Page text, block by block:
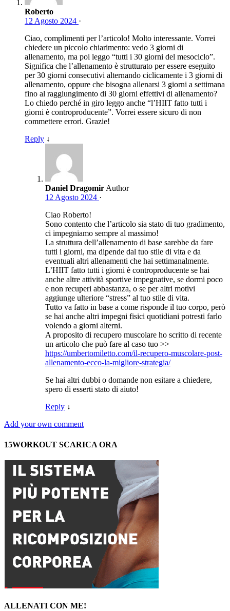
Roberto
12 Agosto 2024 ·
Ciao, complimenti per l’articolo! Molto interessante. Vorrei
chiedere un piccolo chiarimento: vedo 3 giorni di
allenamento, ma poi leggo “tutti i 30 giorni del mesociclo”.
Significa che l’allenamento è strutturato per essere eseguito
per 30 giorni consecutivi alternando ciclicamente i 3 giorni di
allenamento, oppure che bisogna allenarsi 3 giorni a settimana
fino al raggiungimento di 30 giorni effettivi di allenamento?
Lo chiedo perché in giro leggo anche “l’HIIT fatto tutti i
giorni è controproducente”. Vorrei essere sicuro di non
commettere errori. Grazie!
Reply ↓
Daniel DragomirAuthor
12 Agosto 2024 ·
Ciao Roberto!
Sono contento che l’articolo sia stato di tuo gradimento,
ci impegniamo sempre al massimo!
La struttura dell’allenamento di base sarebbe da fare
tutti i giorni, ma dipende dal tuo stile di vita e da
eventuali altri allenamenti che hai settimanalmente.
L’HIIT fatto tutti i giorni è controproducente se hai
anche altre attività sportive impegnative, se dormi poco
e non recuperi abbastanza, o se per altri motivi
aggiunge ulteriore “stress” al tuo stile di vita.
Tutto va fatto in base a come risponde il tuo corpo, però
se hai anche altri impegni fisici quotidiani potresti farlo
volendo a giorni alterni.
A proposito di recupero muscolare ho scritto di recente
un articolo che può fare al caso tuo >>
https://umbertomiletto.com/il-recupero-muscolare-post-
allenamento-ecco-la-migliore-strategia/
Se hai altri dubbi o domande non esitare a chiedere,
spero di esserti stato di aiuto!
Reply ↓
Add your own comment
15WORKOUT SCARICA ORA
ALLENATI CON ME!